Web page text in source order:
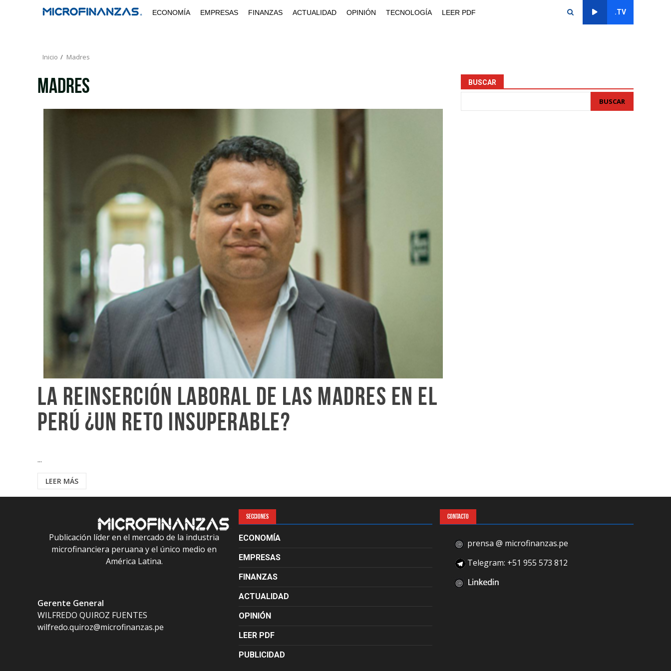
ECONOMÍA EMPRESAS FINANZAS ACTUALIDAD OPINIÓN TECNOLOGÍA LEER PDF .TV
Inicio Madres
Madres
La reinserción laboral de las madres en el
Perú ¿Un reto insuperable?
...
LEER MÁS
BUSCAR
BUSCAR
Publicación líder en el mercado de la industria
microfinanciera peruana y el único medio en
América Latina.
Gerente General
WILFREDO QUIROZ FUENTES
wilfredo.quiroz@microfinanzas.pe
SECCIONES
ECONOMÍA
EMPRESAS
FINANZAS
ACTUALIDAD
OPINIÓN
LEER PDF
PUBLICIDAD
CONTACTO
prensa @ microfinanzas.pe
Telegram: +51 955 573 812